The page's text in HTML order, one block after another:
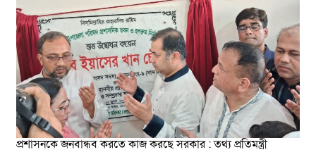
প্রশাসনকে জনবান্ধব করতে কাজ করছে সরকার : তথ্য প্রতিমন্ত্রী